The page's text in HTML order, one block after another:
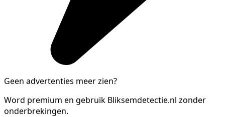
Geen advertenties meer zien?
Word premium en gebruik Bliksemdetectie.nl zonder
onderbrekingen.